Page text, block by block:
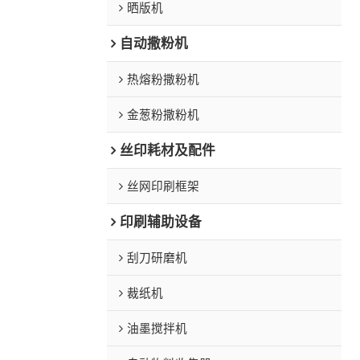
晒版机
自动撒粉机
热熔粉撒粉机
金葱粉撒粉机
丝印耗材及配件
丝网印刷框架
印刷辅助设备
刮刀研磨机
裁纸机
油墨搅拌机